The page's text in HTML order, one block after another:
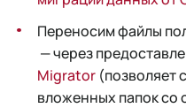
Переносим файлы
— через
Migrator(позволяет
вложенных папок со